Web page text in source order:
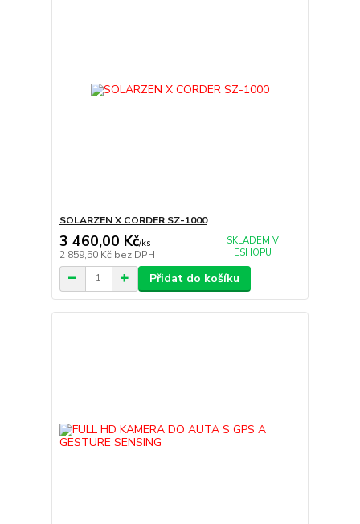
SOLARZEN X CORDER SZ-1000
3 460,00 Kč/ks
2 859,50 Kč bez DPH
SKLADEM V
ESHOPU
Přidat do košíku